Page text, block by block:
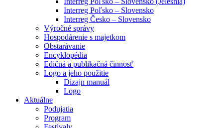
Interreg Poľsko – Slovensko
Interreg Česko – Slovensko
Výročné správy
Hospodárenie s majetkom
Obstarávanie
Encyklopédia
Edičná a publikačná činnosť
Logo a jeho použitie
Dizajn manuál
Logo
Aktuálne
Podujatia
Program